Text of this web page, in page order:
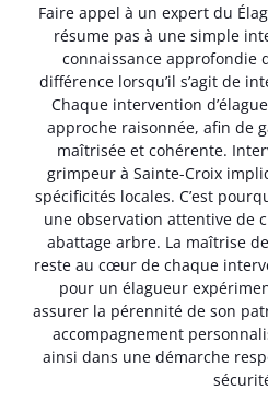
Faire appel à un expert du
résume pas à une simple
connaissance approfondie
différence lorsqu’il s’agit de
Chaque intervention
approche raisonnée, afin de
maîtrisée et cohérente.
grimpeur à Sainte-Croix
spécificités locales. C’est
une observation attentive de
abattage arbre. La maîtrise
reste au cœur de chaque
pour un élagueur
assurer la pérennité de son
accompagnement
ainsi dans une démarche